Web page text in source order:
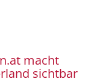
macht
sichtbar